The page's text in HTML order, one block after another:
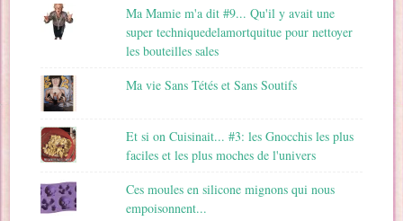
Ma Mamie m'a dit #9... Qu'il y avait une
super techniquedelamortquitue pour nettoyer
les bouteilles sales
Ma vie Sans Tétés et Sans Soutifs
Et si on Cuisinait... #3: les Gnocchis les plus
faciles et les plus moches de l'univers
Ces moules en silicone mignons qui nous
empoisonnent...